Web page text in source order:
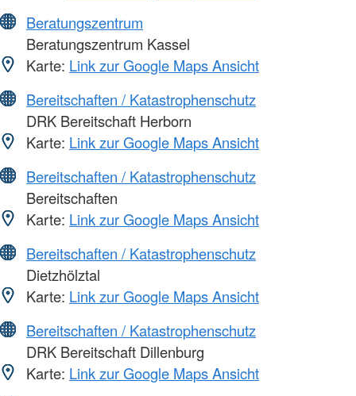
Beratungszentrum
Beratungszentrum Kassel
Karte: Link zur Google Maps Ansicht
Bereitschaften / Katastrophenschutz
DRK Bereitschaft Herborn
Karte: Link zur Google Maps Ansicht
Bereitschaften / Katastrophenschutz
Bereitschaften
Karte: Link zur Google Maps Ansicht
Bereitschaften / Katastrophenschutz
Dietzhölztal
Karte: Link zur Google Maps Ansicht
Bereitschaften / Katastrophenschutz
DRK Bereitschaft Dillenburg
Karte: Link zur Google Maps Ansicht